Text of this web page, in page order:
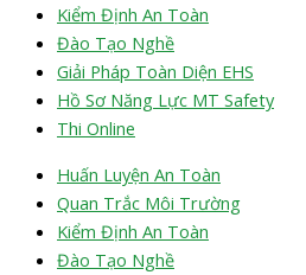
Kiểm Định An Toàn
Đào Tạo Nghề
Giải Pháp Toàn Diện EHS
Hồ Sơ Năng Lực MT Safety
Thi Online
Huấn Luyện An Toàn
Quan Trắc Môi Trường
Kiểm Định An Toàn
Đào Tạo Nghề